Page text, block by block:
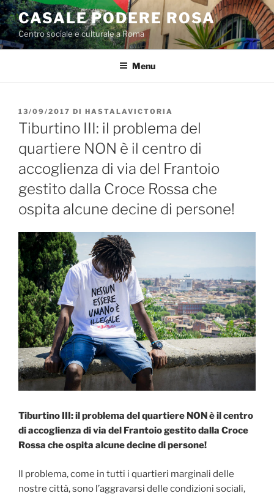
Salta
al
contenuto
CASALE PODERE ROSA
Centro sociale e culturale a Roma
Menu
PUBBLICATO
IL
13/09/2017 DI HASTALAVICTORIA
Tiburtino III: il problema del
quartiere NON è il centro di
accoglienza di via del Frantoio
gestito dalla Croce Rossa che
ospita alcune decine di persone!
Tiburtino III: il problema del quartiere NON è il centro
di accoglienza di via del Frantoio gestito dalla Croce
Rossa che ospita alcune decine di persone!
Il problema, come in tutti i quartieri marginali delle
nostre città, sono l’aggravarsi delle condizioni sociali,